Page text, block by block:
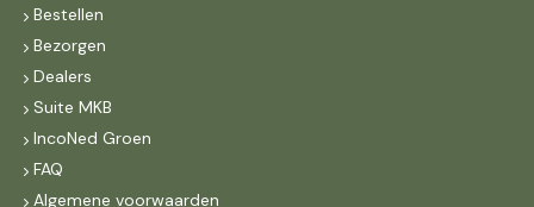
Bestellen
Bezorgen
Dealers
Suite MKB
IncoNed Groen
FAQ
Algemene voorwaarden